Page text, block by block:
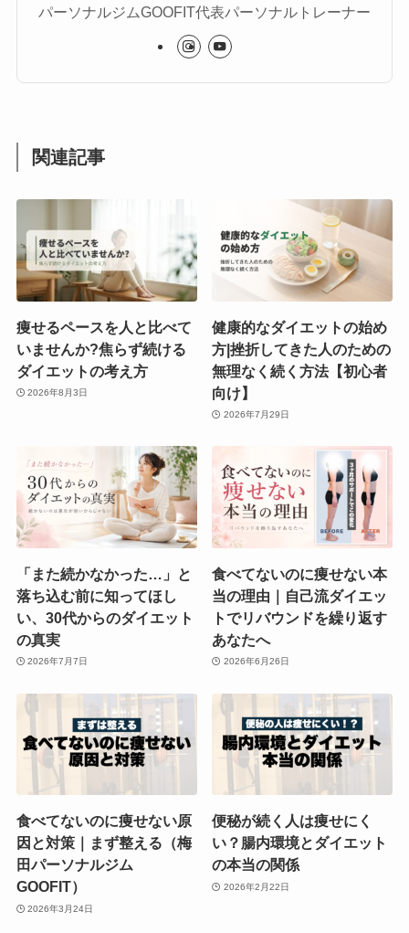
パーソナルジムGOOFIT代表パーソナルトレーナー
関連記事
痩せるペースを人と比べて
いませんか?焦らず続ける
ダイエットの考え方
2026年8月3日
健康的なダイエットの始め
方|挫折してきた人のための
無理なく続く方法【初心者
向け】
2026年7月29日
「また続かなかった…」と
落ち込む前に知ってほし
い、30代からのダイエット
の真実
2026年7月7日
食べてないのに痩せない本
当の理由｜自己流ダイエッ
トでリバウンドを繰り返す
あなたへ
2026年6月26日
食べてないのに痩せない原
因と対策｜まず整える（梅
田パーソナルジム
GOOFIT）
2026年3月24日
便秘が続く人は痩せにく
い？腸内環境とダイエット
の本当の関係
2026年2月22日